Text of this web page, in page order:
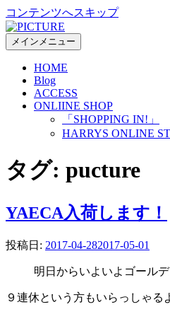
コンテンツへスキップ
メインメニュー
HOME
Blog
ACCESS
ONLIINE SHOP
「SHOPPING IN!」
HARRYS ONLINE
タグ: pucture
YAECA入荷します！
投稿日: 2017-04-282017-05-01
明日からいよいよゴール
９連休という方もいらっしゃる